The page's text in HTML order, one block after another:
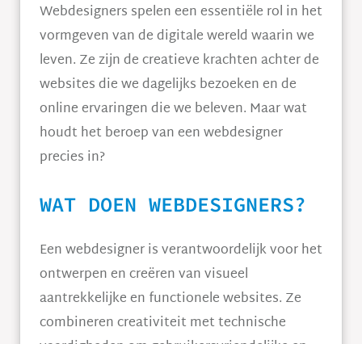
Webdesigners spelen een essentiële rol in het
vormgeven van de digitale wereld waarin we
leven. Ze zijn de creatieve krachten achter de
websites die we dagelijks bezoeken en de
online ervaringen die we beleven. Maar wat
houdt het beroep van een webdesigner
precies in?
WAT DOEN WEBDESIGNERS?
Een webdesigner is verantwoordelijk voor het
ontwerpen en creëren van visueel
aantrekkelijke en functionele websites. Ze
combineren creativiteit met technische